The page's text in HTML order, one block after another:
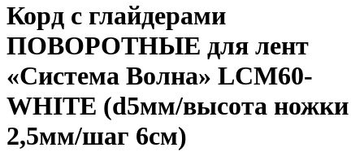
Корд с глайдерами
ПОВОРОТНЫЕ для лент
«Система Волна» LCM60-
WHITE (d5мм/высота ножки
2,5мм/шаг 6см)